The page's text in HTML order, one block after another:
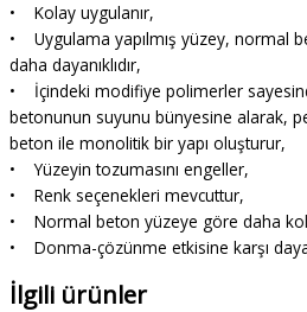
• Kolay uygulanır,
• Uygulama yapılmış yüzey, normal
daha dayanıklıdır,
• İçindeki modifiye polimerler
betonunun suyunu bünyesine alarak,
beton ile monolitik bir yapı oluşturur,
• Yüzeyin tozumasını engeller,
• Renk seçenekleri mevcuttur,
• Normal beton yüzeye göre daha
• Donma-çözünme etkisine karşı
İlgili ürünler